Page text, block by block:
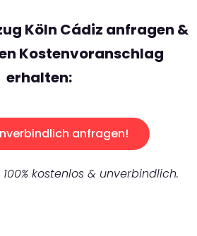
Köln Cádiz anfragen &
Kostenvoranschlag
erhalten:
anfragen!
kostenlos & unverbindlich.